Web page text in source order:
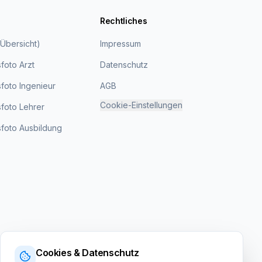
Arzt
Ingenieur
Lehrer
Ausbildung
Rechtliches
Impressum
Datenschutz
AGB
Cookie-Einstellungen
Cookies & Datenschutz